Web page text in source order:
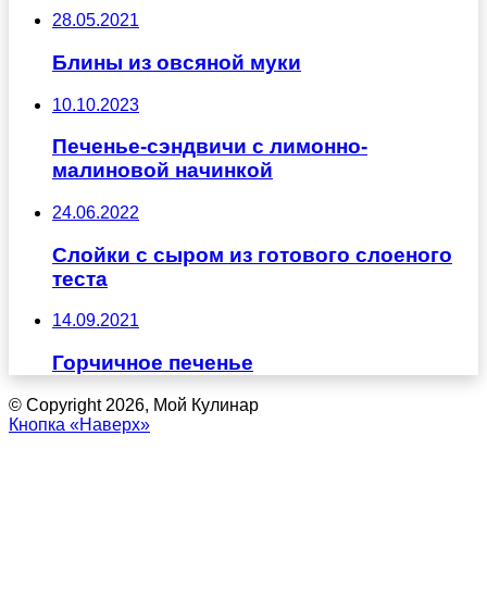
28.05.2021
Блины из овсяной муки
10.10.2023
Печенье-сэндвичи с лимонно-
малиновой начинкой
24.06.2022
Слойки с сыром из готового слоеного
теста
14.09.2021
Горчичное печенье
© Copyright 2026, Мой Кулинар
Кнопка «Наверх»